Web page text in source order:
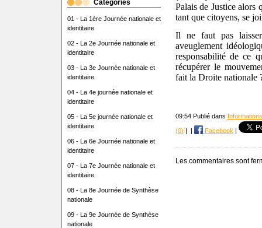
Catégories
01 - La 1ère Journée nationale et
identitaire
02 - La 2e Journée nationale et
identitaire
03 - La 3e Journée nationale et
identitaire
04 - La 4e journée nationale et
identitaire
05 - La 5e journée nationale et
identitaire
06 - La 6e Journée nationale et
identitaire
07 - La 7e Journée nationale et
identitaire
08 - La 8e Journée de Synthèse
nationale
09 - La 9e Journée de Synthèse
nationale
Palais de Justice alors
tant que citoyens, se
Il ne faut pas
aveuglement
responsabilité de ce
récupérer le
fait la Droite nationale
09:54 Publié dans
(0) Facebook|
Les commentaires sont